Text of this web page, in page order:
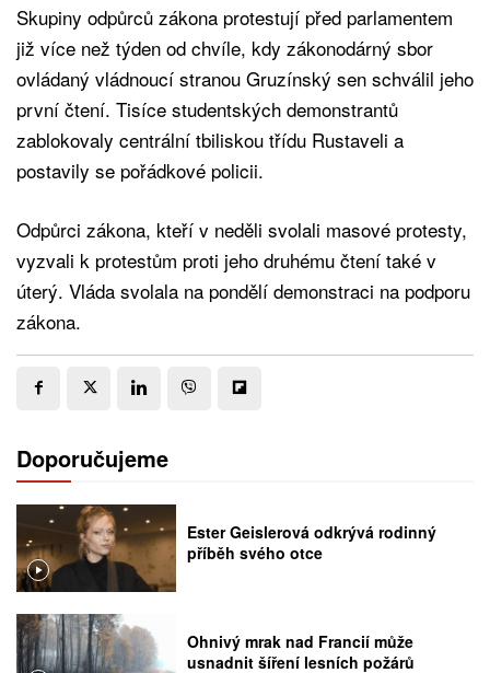
Skupiny odpůrců zákona protestují před parlamentem
již více než týden od chvíle, kdy zákonodárný sbor
ovládaný vládnoucí stranou Gruzínský sen schválil jeho
první čtení. Tisíce studentských demonstrantů
zablokovaly centrální tbiliskou třídu Rustaveli a
postavily se pořádkové policii.
Odpůrci zákona, kteří v neděli svolali masové protesty,
vyzvali k protestům proti jeho druhému čtení také v
úterý. Vláda svolala na pondělí demonstraci na podporu
zákona.
Doporučujeme
Ester Geislerová odkrývá rodinný
příběh svého otce
Ohnivý mrak nad Francií může
usnadnit šíření lesních požárů